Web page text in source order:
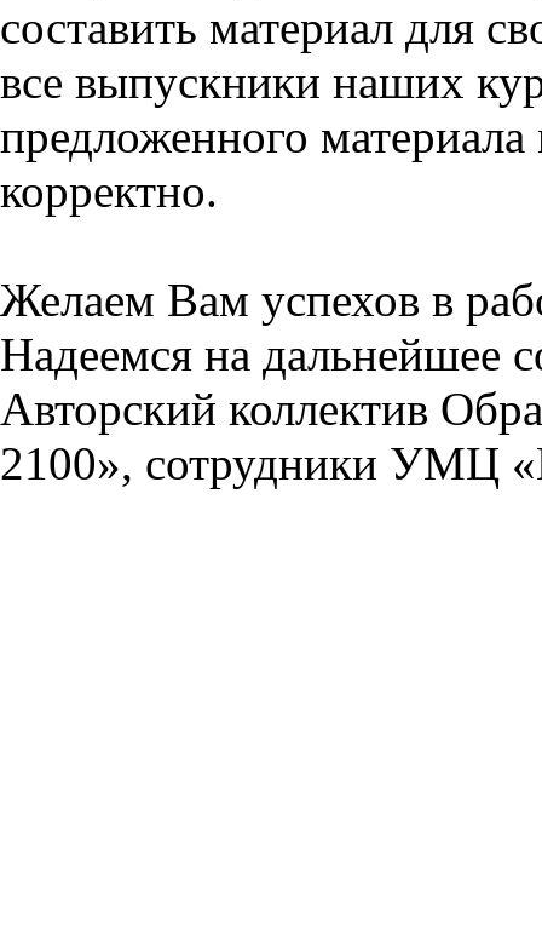
составить материал для
все выпускники наших
предложенного
корректно.
Желаем Вам успехов в
Надеемся на дальнейшее
Авторский коллектив
2100», сотрудники УМЦ